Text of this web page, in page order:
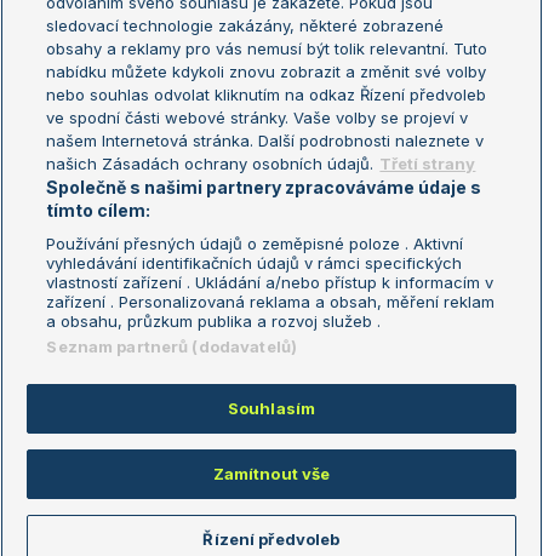
Turnaj mistryň
Aktualní trendy
Fotbalové přestupy
Livesport Daily
LS Prague Open
Podmínky užití
Nastavení soukromí
GDPR a žurnalistika
Reklama
Kontakt
Informace o zpracování osobních
údajů
Copyright © 2008-2026 TenisPortal.cz. Využíváme zpravodajství ČTK.
sledovací technologie zakázány, některé zobrazené
obsahy a reklamy pro vás nemusí být tolik relevantní. Tuto
nabídku můžete kdykoli znovu zobrazit a změnit své volby
nebo souhlas odvolat kliknutím na odkaz Řízení předvoleb
ve spodní části webové stránky. Vaše volby se projeví v
našem Internetová stránka. Další podrobnosti naleznete v
našich Zásadách ochrany osobních údajů. Třetí strany
Společně s našimi partnery zpracováváme údaje s
tímto cílem:
Používání přesných údajů o zeměpisné poloze . Aktivní
vyhledávání identifikačních údajů v rámci specifických
vlastností zařízení . Ukládání a/nebo přístup k informacím v
zařízení . Personalizovaná reklama a obsah, měření reklam
a obsahu, průzkum publika a rozvoj služeb .
Seznam partnerů (dodavatelů)
Souhlasím
Zamítnout vše
Řízení předvoleb